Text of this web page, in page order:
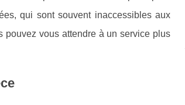
qui sont souvent inaccessibles aux
pouvez vous attendre à un service plus